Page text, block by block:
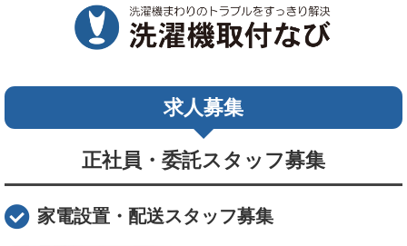
求人募集
正社員・委託スタッフ募集
家電設置・配送スタッフ募集